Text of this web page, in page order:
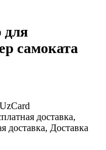
для
самоката
доставка,
доставка, Доставка